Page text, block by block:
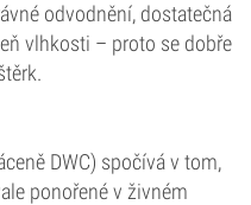
odvodnění, dostatečná
vlhkosti – proto se dobře
DWC) spočívá v tom,
ponořené v živném